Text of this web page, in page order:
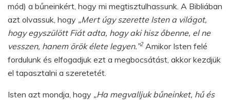
mód) a bűneinkért, hogy mi megtisztulhassunk. A Bibliában
azt olvassuk, hogy „Mert úgy szerette Isten a világot,
hogy egyszülött Fiát adta, hogy aki hisz őbenne, el ne
vesszen, hanem örök élete legyen.”2Amikor Isten felé
fordulunk és elfogadjuk ezt a megbocsátást, akkor kezdjük
el tapasztalni a szeretetét.
Isten azt mondja, hogy „Ha megvalljuk bűneinket, hű és